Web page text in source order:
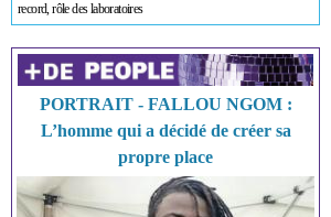
record, rôle des laboratoires
PORTRAIT - FALLOU NGOM :
L’homme qui a décidé de créer sa
propre place